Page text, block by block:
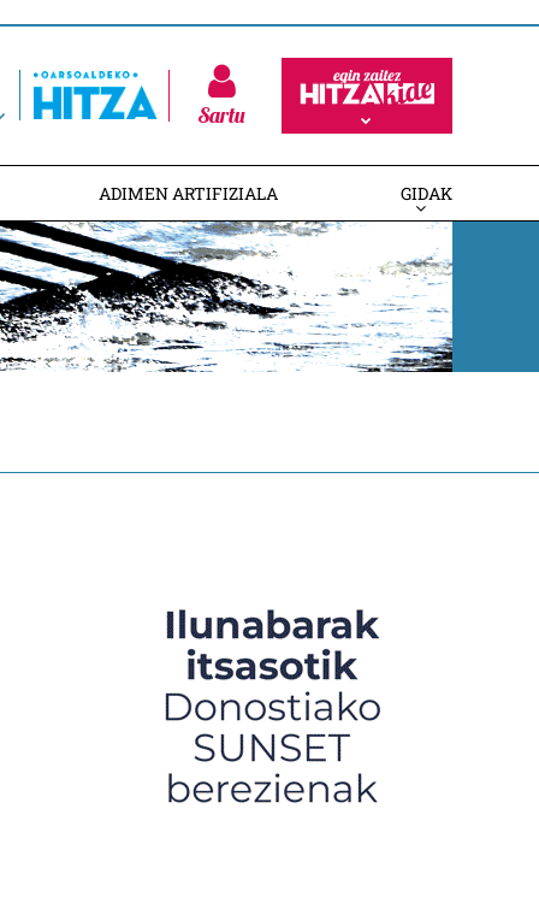
Sartu
ADIMEN ARTIFIZIALA GIDAK